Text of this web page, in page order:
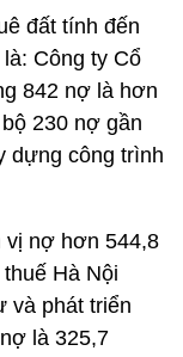
đất tính đến
Công ty Cổ
842 nợ là hơn
230 nợ gần
dựng công trình
vị nợ hơn 544,8
Hà Nội
và phát triển
là 325,7